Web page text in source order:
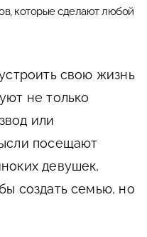
которые сделают любой
свою жизнь
не только
или
посещают
девушек,
создать семью, но